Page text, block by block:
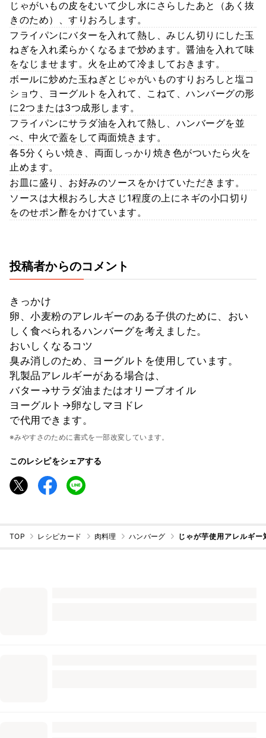
じゃがいもの皮をむいて少し水にさらしたあと（あく抜
きのため）、すりおろします。
フライパンにバターを入れて熱し、みじん切りにした玉
ねぎを入れ柔らかくなるまで炒めます。醤油を入れて味
をなじませます。火を止めて冷ましておきます。
ボールに炒めた玉ねぎとじゃがいものすりおろしと塩コ
ショウ、ヨーグルトを入れて、こねて、ハンバーグの形
に2つまたは3つ成形します。
フライパンにサラダ油を入れて熱し、ハンバーグを並
べ、中火で蓋をして両面焼きます。
各5分くらい焼き、両面しっかり焼き色がついたら火を
止めます。
お皿に盛り、お好みのソースをかけていただきます。
ソースは大根おろし大さじ1程度の上にネギの小口切り
をのせポン酢をかけています。
投稿者からのコメント
きっかけ
卵、小麦粉のアレルギーのある子供のために、おい
しく食べられるハンバーグを考えました。
おいしくなるコツ
臭み消しのため、ヨーグルトを使用しています。
乳製品アレルギーがある場合は、
バター→サラダ油またはオリーブオイル
ヨーグルト→卵なしマヨドレ
で代用できます。
※みやすさのために書式を一部改変しています。
このレシピをシェアする
TOP レシピカード 肉料理 ハンバーグ じゃが芋使用アレルギ